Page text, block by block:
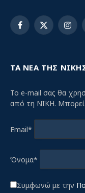
Facebook
X
ΤΑ ΝΕΑ ΤΗΣ
Το e-mail σας θα
από τη ΝΙΚΗ.
Email*
Όνομα*
Συμφωνώ με την